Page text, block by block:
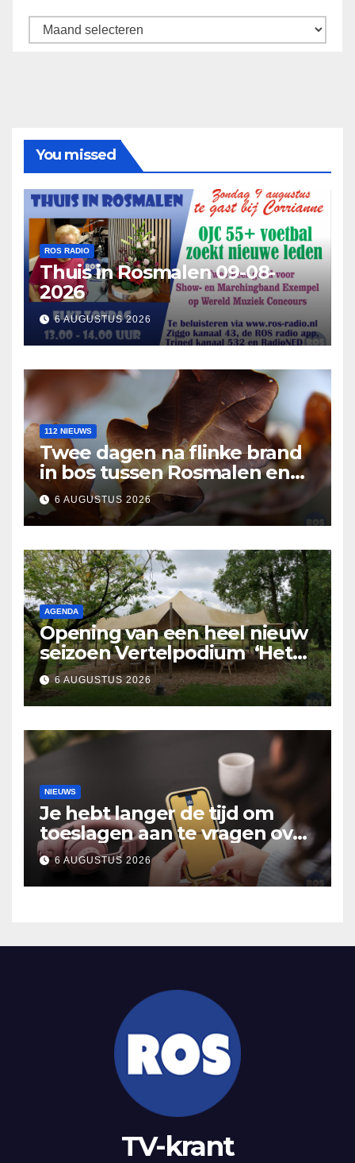
Archief
You missed
ROS RADIO
Thuis in Rosmalen 09-08-
2026
6 AUGUSTUS 2026
112 NIEUWS
Twee dagen na flinke brand
in bos tussen Rosmalen en
Nuland
6 AUGUSTUS 2026
AGENDA
Opening van een heel nieuw
seizoen Vertelpodium ‘Het
Lopende Vuur’. Landelijke
verhalen in Bomentuin D’n
Hooidonk
6 AUGUSTUS 2026
NIEUWS
Je hebt langer de tijd om
toeslagen aan te vragen over
2025
6 AUGUSTUS 2026
TV-krant